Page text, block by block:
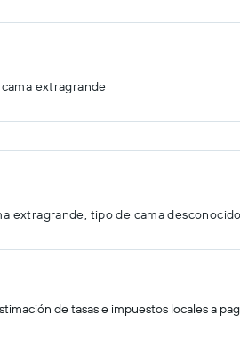
extragrande
extragrande, tipo de cama desconocido
de tasas e impuestos locales a